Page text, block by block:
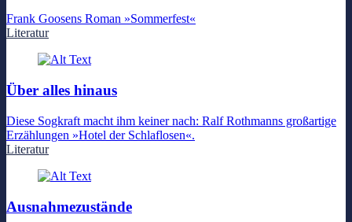
Frank Goosens Roman »Sommerfest«
Literatur
Über alles hinaus
Diese Sogkraft macht ihm keiner nach: Ralf Rothmanns großartige
Erzählungen »Hotel der Schlaflosen«.
Literatur
Ausnahmezustände